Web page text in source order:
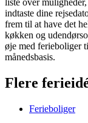
indtaste dine
frem til at have det
køkken og
øje med ferieboliger
månedsbasis.
Flere
Ferieboliger